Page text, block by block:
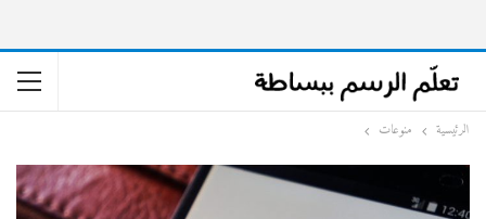
الرئيسية منوعات